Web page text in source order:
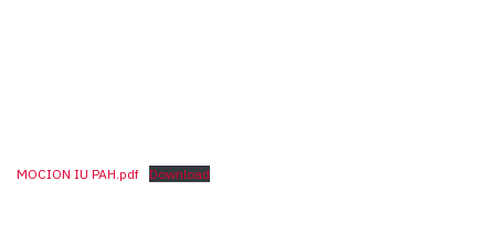
MOCION IU PAH.pdf Download